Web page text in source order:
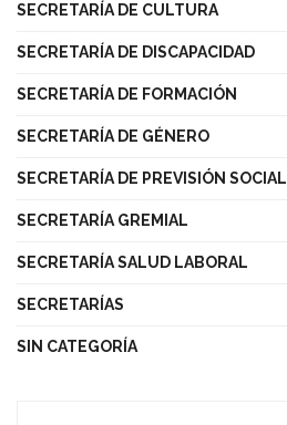
SECRETARÍA DE CULTURA
SECRETARÍA DE DISCAPACIDAD
SECRETARÍA DE FORMACIÓN
SECRETARÍA DE GÉNERO
SECRETARÍA DE PREVISIÓN SOCIAL
SECRETARÍA GREMIAL
SECRETARÍA SALUD LABORAL
SECRETARÍAS
SIN CATEGORÍA